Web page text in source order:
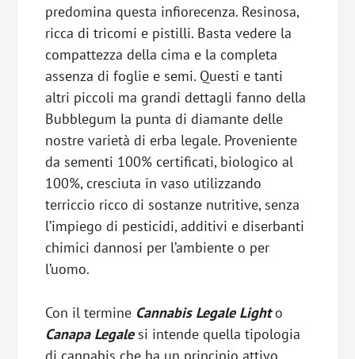
predomina questa infiorecenza. Resinosa,
ricca di tricomi e pistilli. Basta vedere la
compattezza della cima e la completa
assenza di foglie e semi. Questi e tanti
altri piccoli ma grandi dettagli fanno della
Bubblegum la punta di diamante delle
nostre varietà di erba legale. Proveniente
da sementi 100% certificati, biologico al
100%, cresciuta in vaso utilizzando
terriccio ricco di sostanze nutritive, senza
l’impiego di pesticidi, additivi e diserbanti
chimici dannosi per l’ambiente o per
l’uomo.
Con il termine Cannabis Legale Lighto
Canapa Legalesi intende quella tipologia